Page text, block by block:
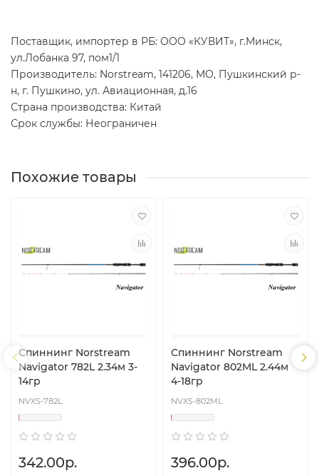
Поставщик, импортер в РБ: ООО «КУВИТ», г.Минск,
ул.Лобанка 97, пом1/1
Производитель: Norstream, 141206, МО, Пушкинский р-
н, г. Пушкино, ул. Авиационная, д.16
Страна производства: Китай
Срок службы: Неограничен
Похожие товары
Спиннинг Norstream
Navigator 782L 2.34м 3-
14гр
NVXS-782L
342.00р.
Спиннинг Norstream
Navigator 802ML 2.44м
4-18гр
NVXS-802ML
396.00р.